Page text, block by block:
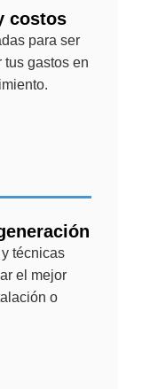
costos
para ser
tus gastos en
técnicas
el mejor
o